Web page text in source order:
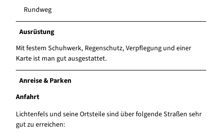
Rundweg
Ausrüstung
Mit festem Schuhwerk, Regenschutz, Verpflegung und einer
Karte ist man gut ausgestattet.
Anreise & Parken
Anfahrt
Lichtenfels und seine Ortsteile sind über folgende Straßen sehr
gut zu erreichen: